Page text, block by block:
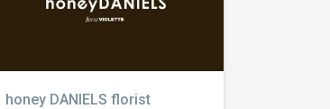
honey DANIELS florist